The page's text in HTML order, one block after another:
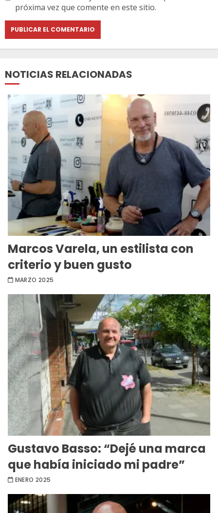
próxima vez que comente en este sitio.
NOTICIAS RELACIONADAS
Marcos Varela, un estilista con
criterio y buen gusto
MARZO 2025
Gustavo Basso: “Dejé una marca
que había iniciado mi padre”
ENERO 2025